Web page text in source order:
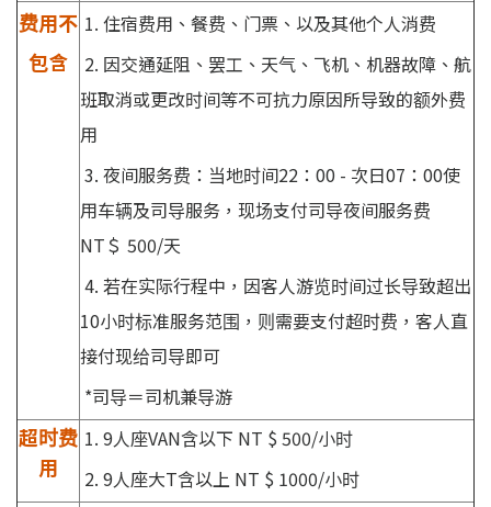
费用不
包含
1. 住宿费用、餐费、门票、以及其他个人消费
2. 因交通延阻、罢工、天气、飞机、机器故障、航
班取消或更改时间等不可抗力原因所导致的额外费
用
3. 夜间服务费：当地时间22：00 - 次日07：00使
用车辆及司导服务，现场支付司导夜间服务费
NT＄ 500/天
4. 若在实际行程中，因客人游览时间过长导致超出
10小时标准服务范围，则需要支付超时费，客人直
接付现给司导即可
*司导＝司机兼导游
超时费
用
1. 9人座VAN含以下 NT $ 500/小时
2. 9人座大T含以上 NT $ 1000/小时